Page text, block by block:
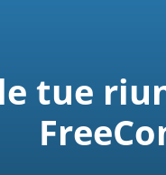
tue